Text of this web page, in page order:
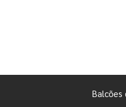
Balcões